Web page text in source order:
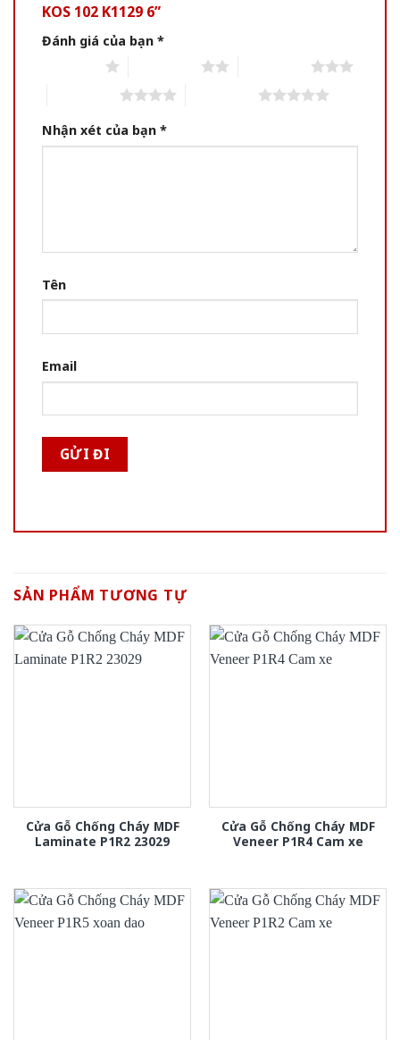
KOS 102 K1129 6”
Đánh giá của bạn *
Nhận xét của bạn *
Tên
Email
SẢN PHẨM TƯƠNG TỰ
Cửa Gỗ Chống Cháy MDF
Laminate P1R2 23029
Cửa Gỗ Chống Cháy MDF
Veneer P1R4 Cam xe